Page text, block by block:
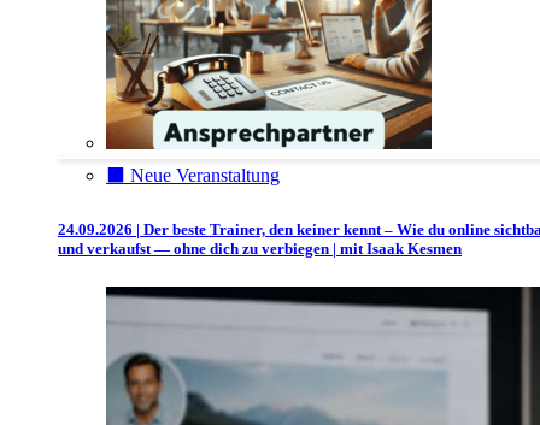
⬛️ Neue Veranstaltung
24.09.2026 | Der beste Trainer, den keiner kennt – Wie du online
und verkaufst — ohne dich zu verbiegen | mit Isaak Kesmen